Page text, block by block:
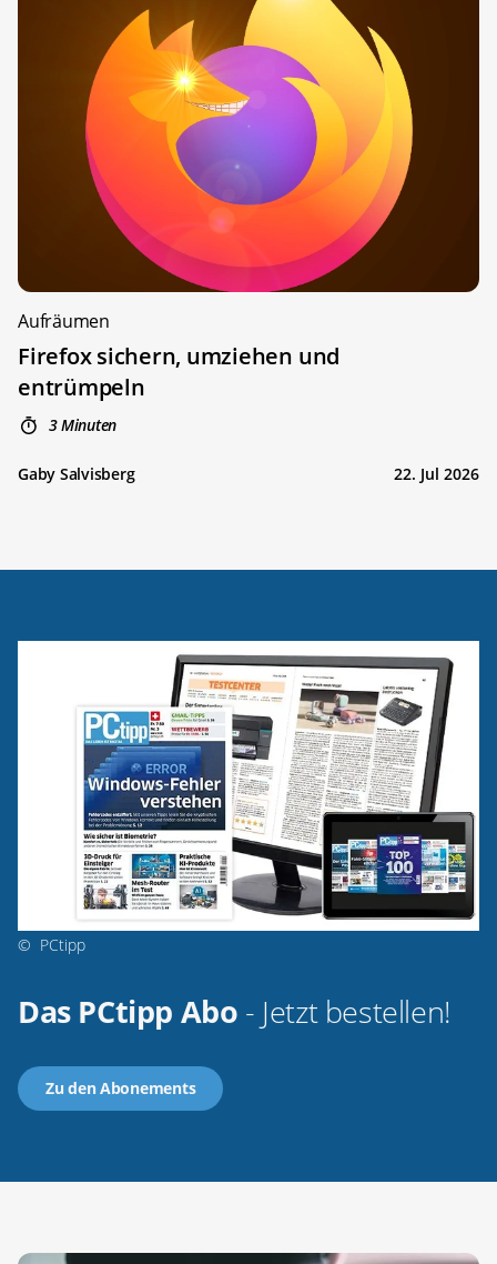
Aufräumen
Firefox sichern, umziehen und
entrümpeln
3 Minuten
Gaby Salvisberg 22. Jul 2026
© PCtipp
Das PCtipp Abo - Jetzt bestellen!
Zu den Abonements